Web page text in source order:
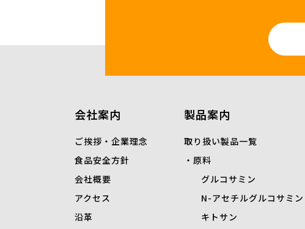
会社案内
ご挨拶・企業理念
食品安全方針
会社概要
アクセス
沿革
製品案内
取り扱い製品一覧
原料
グルコサミン
N-アセチルグルコサミン
キトサン